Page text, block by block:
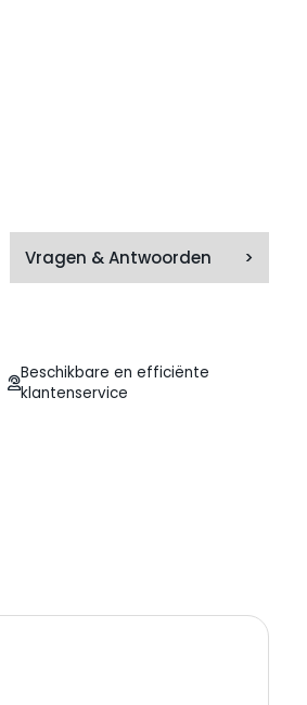
Vragen & Antwoorden >
Beschikbare en efficiënte
klantenservice